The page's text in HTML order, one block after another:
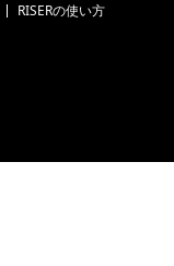
RISERの使い方